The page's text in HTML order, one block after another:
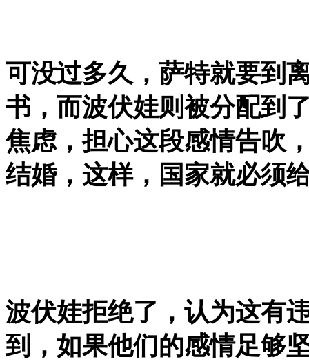
可没过多久，萨特就要到
书，而波伏娃则被分配到
焦虑，担心这段感情告吹
结婚，这样，国家就必须
波伏娃拒绝了，认为这有
到，如果他们的感情足够